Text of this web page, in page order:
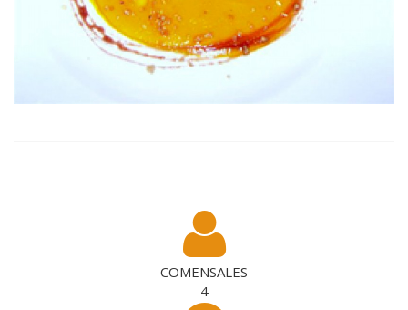
COMENSALES
4